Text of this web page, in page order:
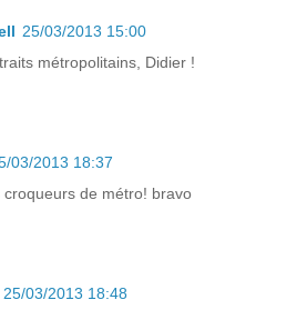
25/03/2013 15:00
métropolitains, Didier !
03/2013 18:37
de métro! bravo
25/03/2013 18:48